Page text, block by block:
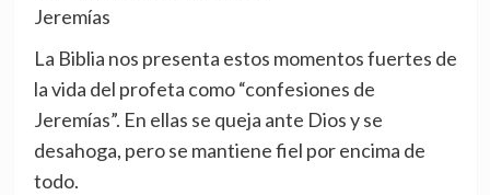
Jeremías
La Biblia nos presenta estos momentos fuertes de
la vida del profeta como “confesiones de
Jeremías”. En ellas se queja ante Dios y se
desahoga, pero se mantiene fiel por encima de
todo.